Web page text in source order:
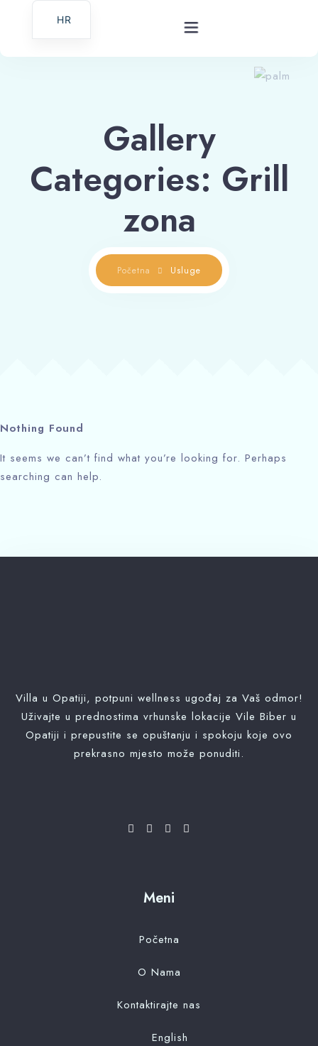
100
Fotografije
Usluge
English
Gallery
Categories: Grill
zona
Početna Usluge
Nothing Found
It seems we can’t find what you’re looking for. Perhaps
searching can help.
Villa u Opatiji, potpuni wellness ugođaj za Vaš odmor!
Uživajte u prednostima vrhunske lokacije Vile Biber u
Opatiji i prepustite se opuštanju i spokoju koje ovo
prekrasno mjesto može ponuditi.
Meni
Početna
O Nama
Kontaktirajte nas
English
Djeca
Pretraži
HR